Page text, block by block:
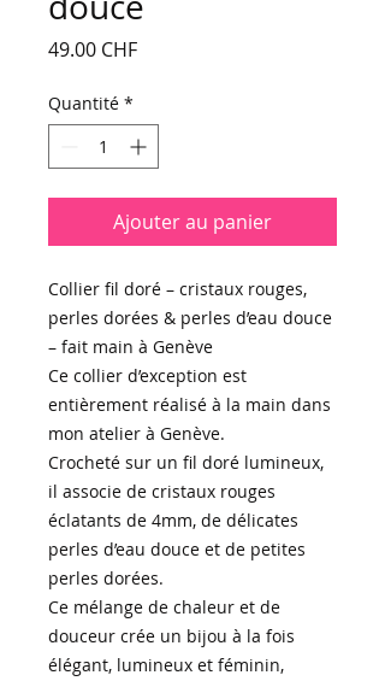
49.00 CHFPrix
Quantité *
Ajouter au panier
Collier fil doré – cristaux rouges,
perles dorées & perles d’eau douce
– fait main à Genève
Ce collier d’exception est
entièrement réalisé à la main dans
mon atelier à Genève.
Crocheté sur un fil doré lumineux,
il associe de cristaux rouges
éclatants de 4mm, de délicates
perles d’eau douce et de petites
perles dorées.
Ce mélange de chaleur et de
douceur crée un bijou à la fois
élégant, lumineux et féminin,